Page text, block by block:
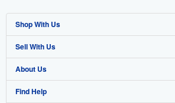
Shop With Us
Advanced Search
Browse Collections
My Account
Sell With Us
Start Selling
Join Our Affiliate Program
About Us
About AbeBooks
Find Help